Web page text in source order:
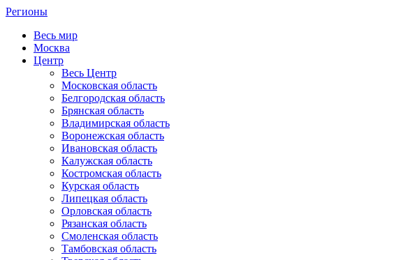
Регионы
Весь мир
Москва
Центр
Весь Центр
Московская область
Белгородская область
Брянская область
Владимирская область
Воронежская область
Ивановская область
Калужская область
Костромская область
Курская область
Липецкая область
Орловская область
Рязанская область
Смоленская область
Тамбовская область